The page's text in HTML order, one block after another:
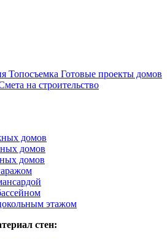
Топосъемка Готовые проекты домов
на строительство
домов
домов
домов
этажом
стен: